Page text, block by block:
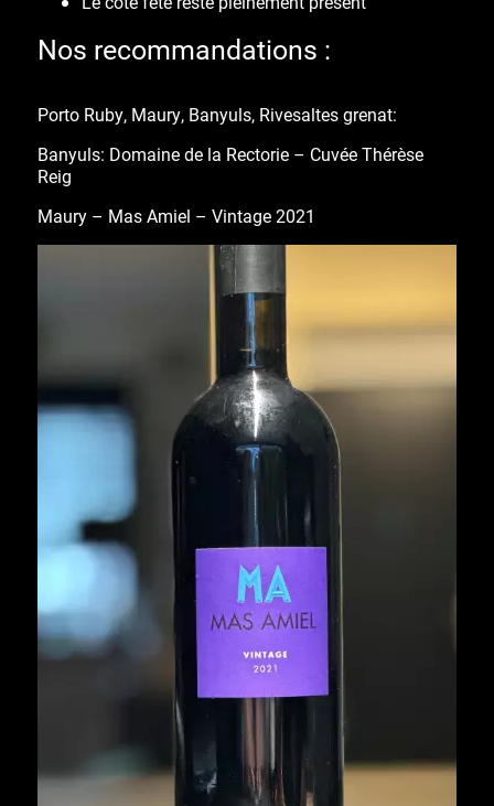
Nos recommandations :
Porto Ruby, Maury, Banyuls, Rivesaltes grenat:
Banyuls: Domaine de la Rectorie – Cuvée Thérèse
Reig
Maury – Mas Amiel – Vintage 2021